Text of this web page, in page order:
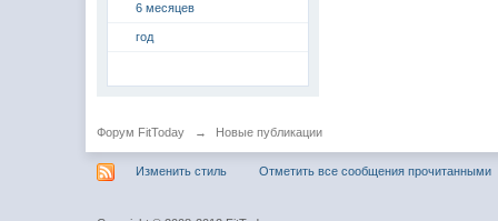
6 месяцев
год
Форум FitToday → Новые публикации
Изменить стиль Отметить все сообщения прочитанными